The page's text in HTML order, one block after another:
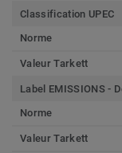
Classification UPEC
Norme
Valeur Tarkett
Label EMISSIONS -
Norme
Valeur Tarkett